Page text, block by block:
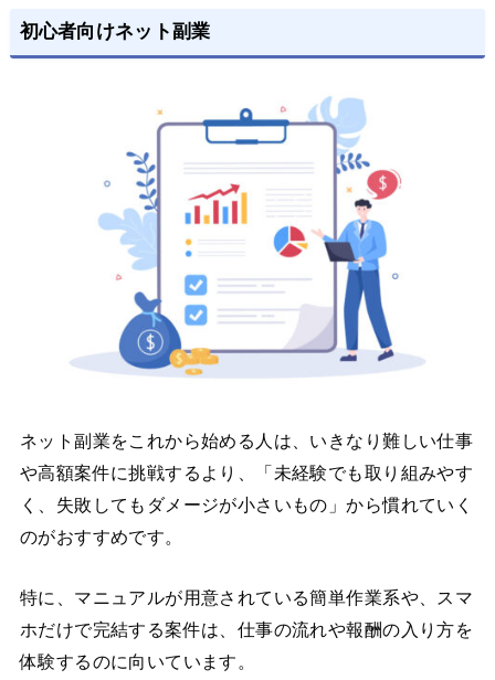
初心者向けネット副業
ネット副業をこれから始める人は、いきなり難しい仕事
や高額案件に挑戦するより、「未経験でも取り組みやす
く、失敗してもダメージが小さいもの」から慣れていく
のがおすすめです。
特に、マニュアルが用意されている簡単作業系や、スマ
ホだけで完結する案件は、仕事の流れや報酬の入り方を
体験するのに向いています。